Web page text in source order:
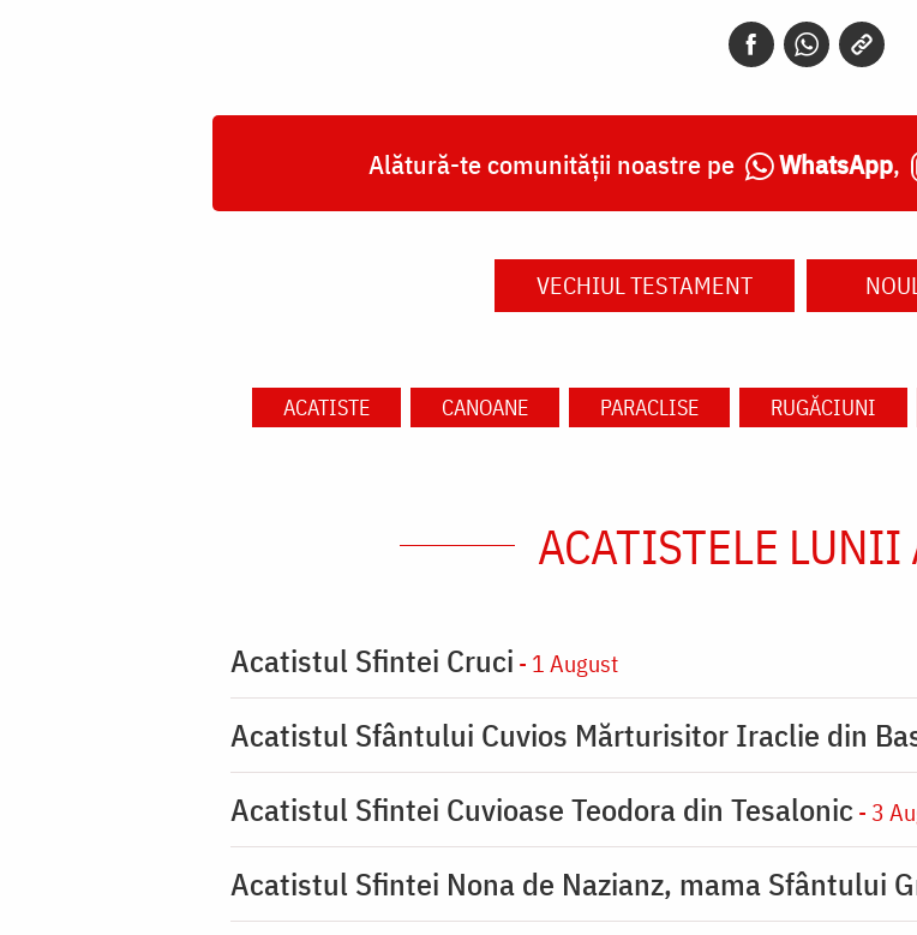
Alătură-te comunității noastre pe WhatsApp,
VECHIUL TESTAMENT
ACATISTE CANOANE PARACLISE RUGĂCIUNI
ACATISTELE LUNII
Acatistul Sfintei Cruci - 1 August
Acatistul Sfântului Cuvios Mărturisitor Iraclie din
Acatistul Sfintei Cuvioase Teodora din Tesalonic - 3
Acatistul Sfintei Nona de Nazianz, mama Sfântului